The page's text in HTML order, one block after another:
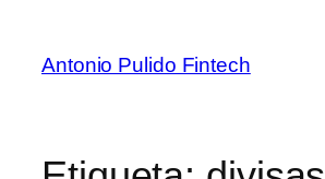
Antonio Pulido Fintech